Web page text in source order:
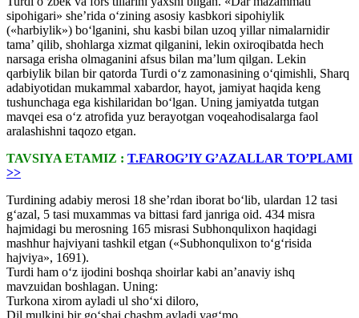
sipohigari» she’rida o‘zining asosiy kasbkori sipohiylik
(«harbiylik») bo‘lganini, shu kasbi bilan uzoq yillar nimalarnidir
tama’ qilib, shohlarga xizmat qilganini, lekin oxiroqibatda hech
narsaga erisha olmaganini afsus bilan ma’lum qilgan. Lekin
qarbiylik bilan bir qatorda Turdi o‘z zamonasining o‘qimishli, Sharq
adabiyotidan mukammal xabardor, hayot, jamiyat haqida keng
tushunchaga ega kishilaridan bo‘lgan. Uning jamiyatda tutgan
mavqei esa o‘z atrofida yuz berayotgan voqeahodisalarga faol
aralashishni taqozo etgan.
TAVSIYA ETAMIZ : T.FAROG’IY G’AZALLAR TO’PLAMI
>>
Turdining adabiy merosi 18 she’rdan iborat bo‘lib, ulardan 12 tasi
g‘azal, 5 tasi muxammas va bittasi fard janriga oid. 434 misra
hajmidagi bu merosning 165 misrasi Subhonqulixon haqidagi
mashhur hajviyani tashkil etgan («Subhonqulixon to‘g‘risida
hajviya», 1691).
Turdi ham o‘z ijodini boshqa shoirlar kabi an’anaviy ishq
mavzuidan boshlagan. Uning:
Turkona xirom ayladi ul sho‘xi diloro,
Dil mulkini bir go‘shai chashm ayladi yag‘mo.